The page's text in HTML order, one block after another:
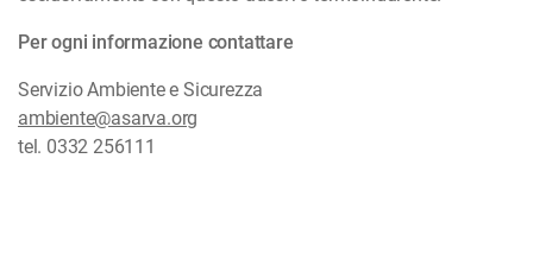
Per ogni informazione contattare
Servizio Ambiente e Sicurezza
ambiente@asarva.org
tel. 0332 256111